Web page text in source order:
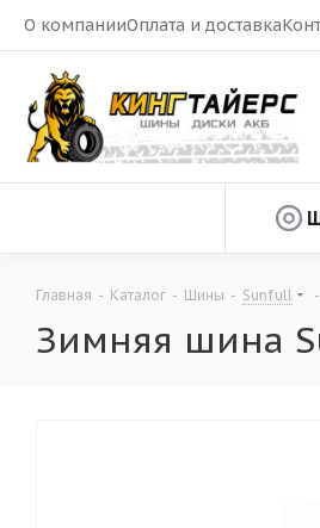
О компанииОплата и доставка
Главная - Каталог - Шины - Sunfull -
Зимняя шина